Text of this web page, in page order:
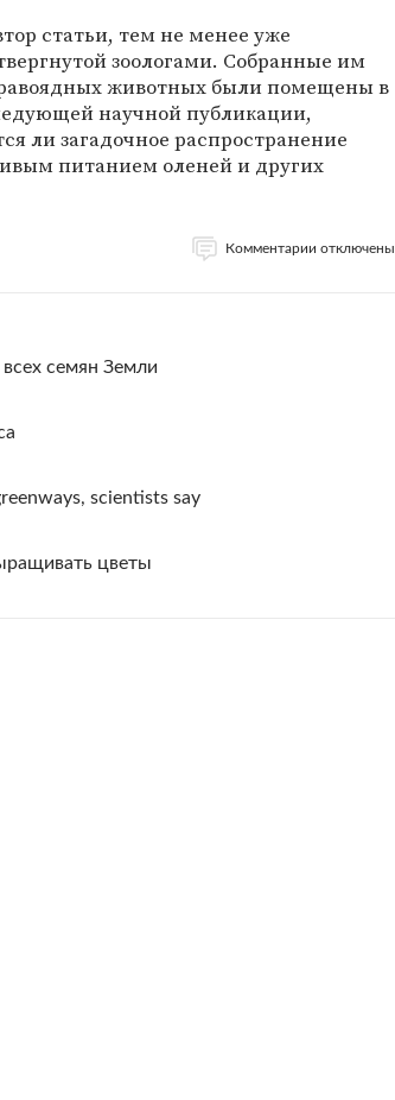
статьи, тем не менее уже
зоологами. Собранные им
животных были помещены в
научной публикации,
ли загадочное распространение
питанием оленей и других
Комментарии отключены
семян Земли
scientists say
цветы